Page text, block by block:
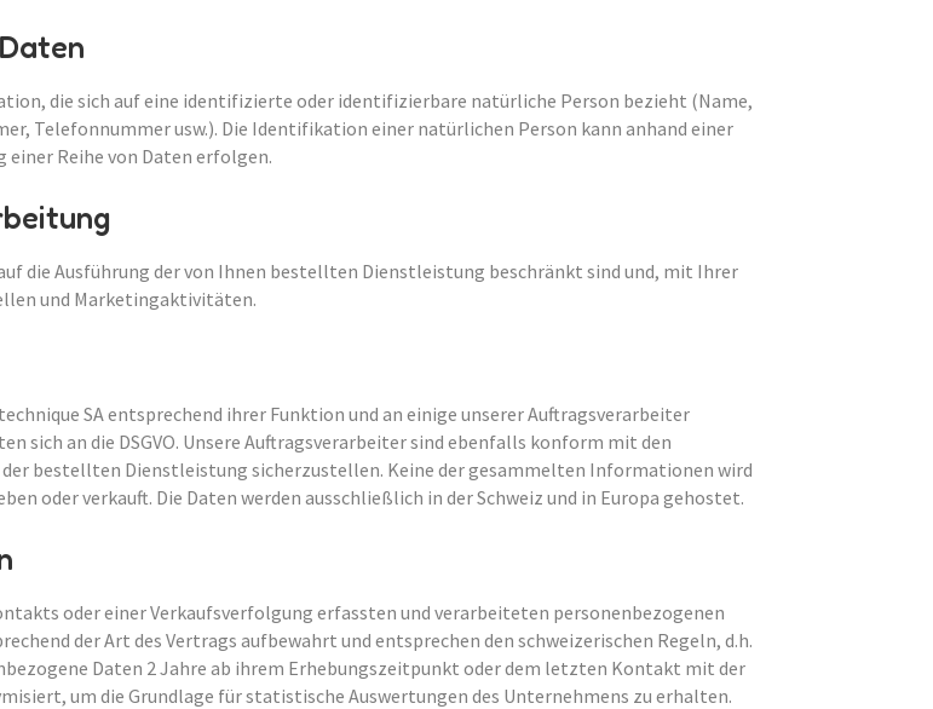
die sich auf eine identifizierte oder identifizierbare natürliche Person bezieht (Name,
Telefonnummer usw.). Die Identifikation einer natürlichen Person kann anhand einer
einer Reihe von Daten erfolgen.
die Ausführung der von Ihnen bestellten Dienstleistung beschränkt sind und, mit Ihrer
und Marketingaktivitäten.
SA entsprechend ihrer Funktion und an einige unserer Auftragsverarbeiter
sich an die DSGVO. Unsere Auftragsverarbeiter sind ebenfalls konform mit den
der bestellten Dienstleistung sicherzustellen. Keine der gesammelten Informationen wird
oder verkauft. Die Daten werden ausschließlich in der Schweiz und in Europa gehostet.
oder einer Verkaufsverfolgung erfassten und verarbeiteten personenbezogenen
der Art des Vertrags aufbewahrt und entsprechen den schweizerischen Regeln, d.h.
Daten 2 Jahre ab ihrem Erhebungszeitpunkt oder dem letzten Kontakt mit der
um die Grundlage für statistische Auswertungen des Unternehmens zu erhalten.